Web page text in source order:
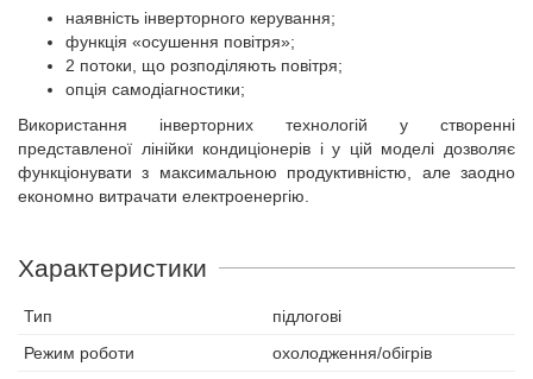
наявність інверторного керування;
функція «осушення повітря»;
2 потоки, що розподіляють повітря;
опція самодіагностики;
Використання інверторних технологій у створенні
представленої лінійки кондиціонерів і у цій моделі дозволяє
функціонувати з максимальною продуктивністю, але заодно
економно витрачати електроенергію.
Характеристики
Тип
підлогові
Режим роботи
охолодження/обігрів